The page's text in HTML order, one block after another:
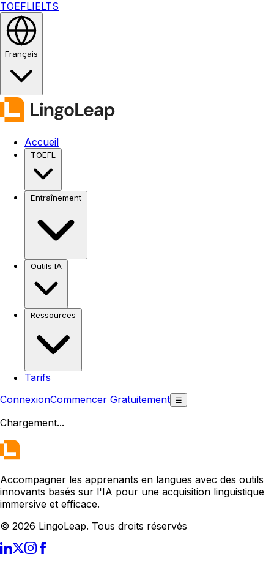
TOEFLIELTS
Français
Accueil
TOEFL
Entraînement
Outils IA
Ressources
Tarifs
ConnexionCommencer Gratuitement ☰
Chargement...
Accompagner les apprenants en langues avec des outils
innovants basés sur l'IA pour une acquisition linguistique
immersive et efficace.
© 2026 LingoLeap. Tous droits réservés